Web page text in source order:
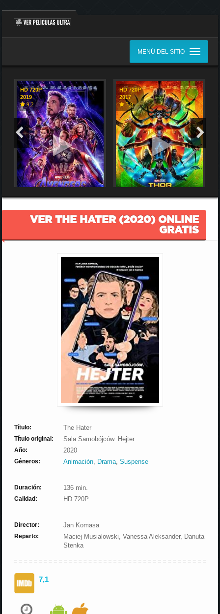
MENÚ DEL SITIO
HD 720P
2019
9,2
HD 720P
2017
7,9
VER THE HATER (2020) ONLINE
GRATIS
Título: The Hater
Título original: Sala Samobójców. Hejter
Año: 2020
Géneros: Animación, Drama,Suspense
Duración: 136 min.
Calidad: HD 720P
Director: Jan Komasa
Reparto:
Maciej Musialowski, Vanessa Aleksander, Danuta
Stenka
7,1